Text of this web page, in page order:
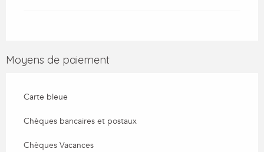
Moyens de paiement
Carte bleue
Chèques bancaires et postaux
Chèques Vacances